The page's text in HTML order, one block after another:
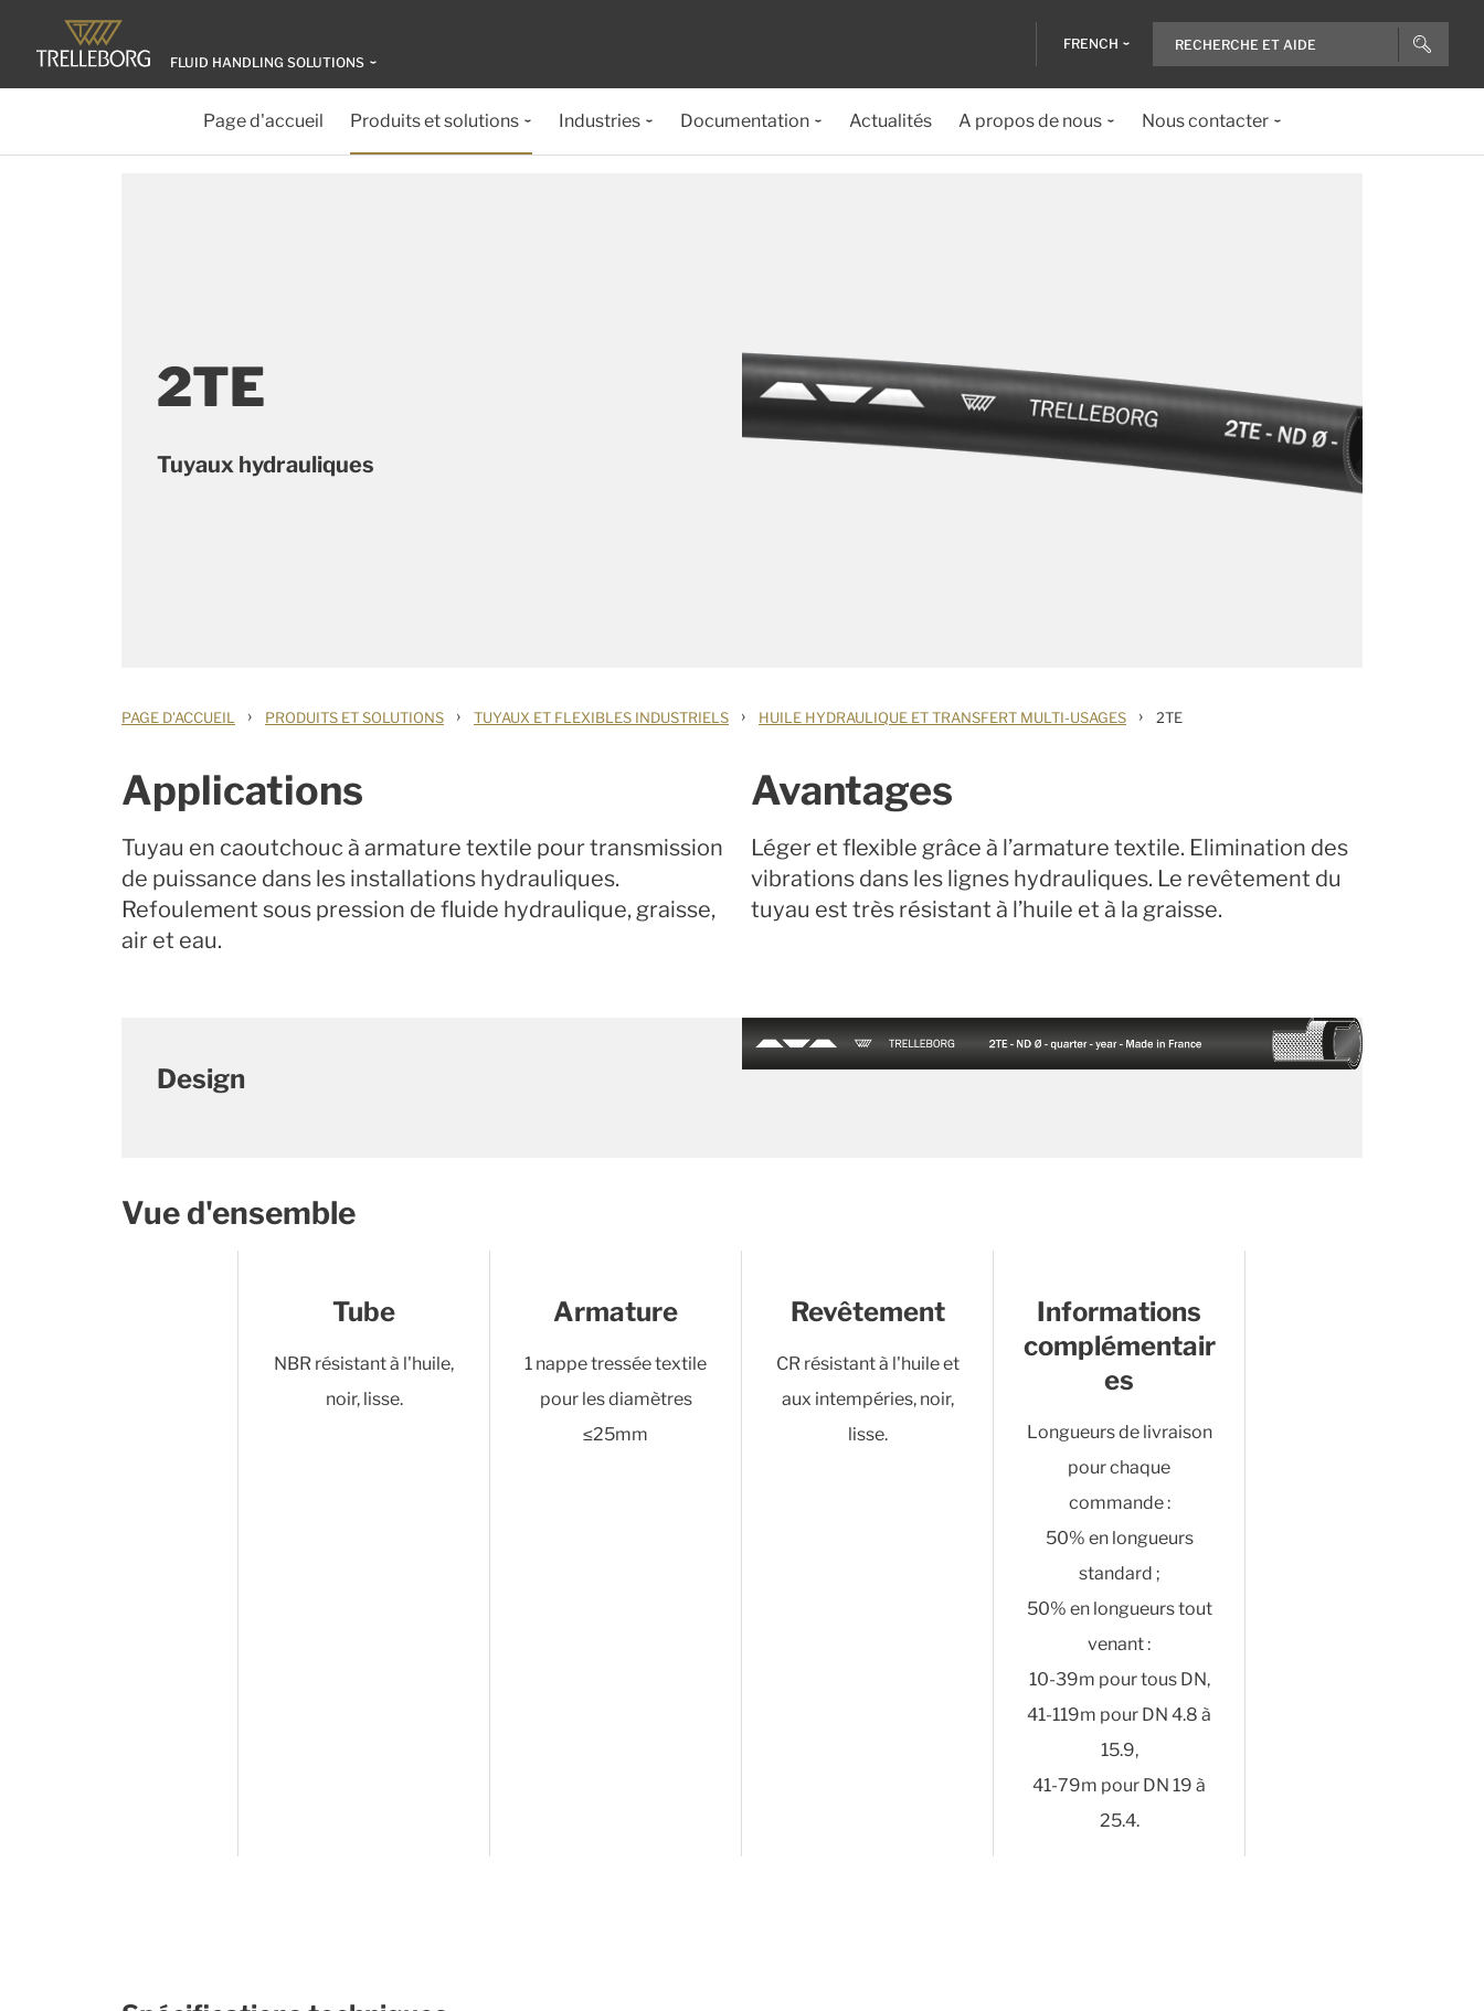
FLUID HANDLING SOLUTIONS
FRENCH
Page d'accueil Produits et solutions Industries Documentation Actualités A propos de nous Nous contacter
2TE
Tuyaux hydrauliques
PAGE D'ACCUEIL › PRODUITS ET SOLUTIONS › TUYAUX ET FLEXIBLES INDUSTRIELS › HUILE HYDRAULIQUE ET TRANSFERT MULTI-USAGES › 2TE
Applications
Tuyau en caoutchouc à armature textile pour transmission
de puissance dans les installations hydrauliques.
Refoulement sous pression de fluide hydraulique, graisse,
air et eau.
Avantages
Léger et flexible grâce à l’armature textile. Elimination des
vibrations dans les lignes hydrauliques. Le revêtement du
tuyau est très résistant à l’huile et à la graisse.
Design
Vue d'ensemble
Tube
NBR résistant à l'huile,
noir, lisse.
Armature
1 nappe tressée textile
pour les diamètres
≤25mm
Revêtement
CR résistant à l'huile et
aux intempéries, noir,
lisse.
Informations
complémentair
es
Longueurs de livraison
pour chaque
commande :
50% en longueurs
standard ;
50% en longueurs tout
venant :
10-39m pour tous DN,
41-119m pour DN 4.8 à
15.9,
41-79m pour DN 19 à
25.4.